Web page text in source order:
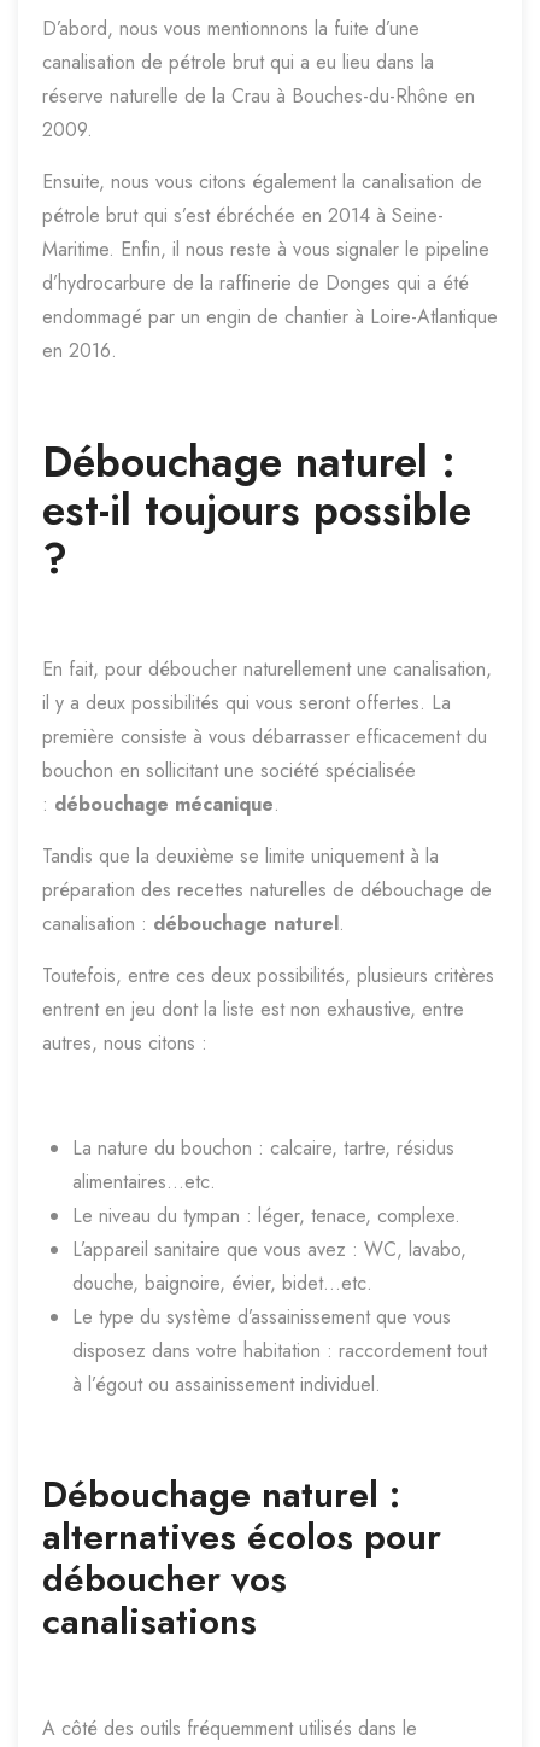
D’abord, nous vous mentionnons la fuite d’une
canalisation de pétrole brut qui a eu lieu dans la
réserve naturelle de la Crau à Bouches-du-Rhône en
2009.
Ensuite, nous vous citons également la canalisation de
pétrole brut qui s’est ébréchée en 2014 à Seine-
Maritime. Enfin, il nous reste à vous signaler le pipeline
d’hydrocarbure de la raffinerie de Donges qui a été
endommagé par un engin de chantier à Loire-Atlantique
en 2016.
Débouchage naturel :
est-il toujours possible
?
En fait, pour déboucher naturellement une canalisation,
il y a deux possibilités qui vous seront offertes. La
première consiste à vous débarrasser efficacement du
bouchon en sollicitant une société spécialisée
: débouchage mécanique.
Tandis que la deuxième se limite uniquement à la
préparation des recettes naturelles de débouchage de
canalisation : débouchage naturel.
Toutefois, entre ces deux possibilités, plusieurs critères
entrent en jeu dont la liste est non exhaustive, entre
autres, nous citons :
La nature du bouchon : calcaire, tartre, résidus
alimentaires…etc.
Le niveau du tympan : léger, tenace, complexe.
L’appareil sanitaire que vous avez : WC, lavabo,
douche, baignoire, évier, bidet…etc.
Le type du système d’assainissement que vous
disposez dans votre habitation : raccordement tout
à l’égout ou assainissement individuel.
Débouchage naturel :
alternatives écolos pour
déboucher vos
canalisations
A côté des outils fréquemment utilisés dans le